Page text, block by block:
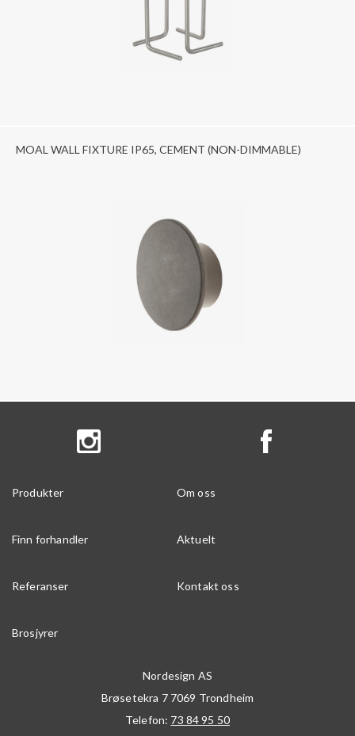
MOAL WALL FIXTURE IP65, CEMENT (NON-DIMMABLE)
Produkter Om oss
Finn forhandler Aktuelt
Referanser Kontakt oss
Brosjyrer
Nordesign AS
Brøsetekra 7 7069 Trondheim
Telefon: 73 84 95 50